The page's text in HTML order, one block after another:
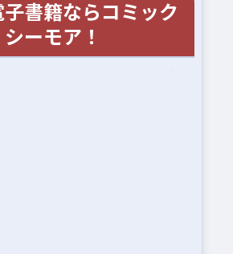
書籍ならコミック
シーモア！